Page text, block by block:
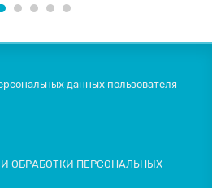
данных пользователя
ОБРАБОТКИ ПЕРСОНАЛЬНЫХ